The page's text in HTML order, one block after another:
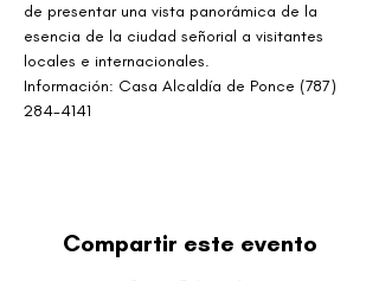
de presentar una vista panorámica de la
esencia de la ciudad señorial a visitantes
locales e internacionales.
Información: Casa Alcaldía de Ponce (787)
284-4141
Compartir este evento